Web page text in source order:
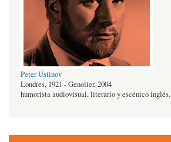
Peter Ustinov
Londres, 1921 - Genolier, 2004
humorista audiovisual, literario y escénico inglés.